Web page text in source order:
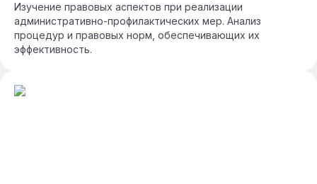
Изучение правовых аспектов при реализации
административно-профилактических мер. Анализ
процедур и правовых норм, обеспечивающих их
эффективность.